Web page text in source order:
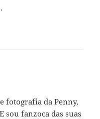
fotografia da Penny,
sou fanzoca das suas